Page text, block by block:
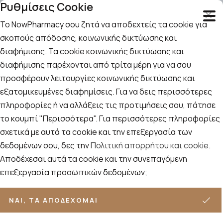
Αναζήτηση
Αρχική / Εταιρίες / Lierac / Lierac Body-Nutri
Lierac Body-Nutri
Ταξινόμηση
Προβολή
ΦΊΛΤΡΑ
3 ΠΡΟΪΌΝΤΑ
Ρυθμίσεις Cookie
Το NowPharmacy σου ζητά να αποδεχτείς τα cookie για
σκοπούς απόδοσης, κοινωνικής δικτύωσης και
διαφήμισης. Τα cookie κοινωνικής δικτύωσης και
διαφήμισης παρέχονται από τρίτα μέρη για να σου
προσφέρουν λειτουργίες κοινωνικής δικτύωσης και
εξατομικευμένες διαφημίσεις. Για να δεις περισσότερες
πληροφορίες ή να αλλάξεις τις προτιμήσεις σου, πάτησε
το κουμπί "Περισσότερα". Για περισσότερες πληροφορίες
σχετικά με αυτά τα cookie και την επεξεργασία των
δεδομένων σου, δες τηνΠολιτική απορρήτου και cookie.
Αποδέχεσαι αυτά τα cookie και την συνεπαγόμενη
επεξεργασία προσωπικών δεδομένων;
ΝΑΙ, ΤΑ ΑΠΟΔΈΧΟΜΑΙ